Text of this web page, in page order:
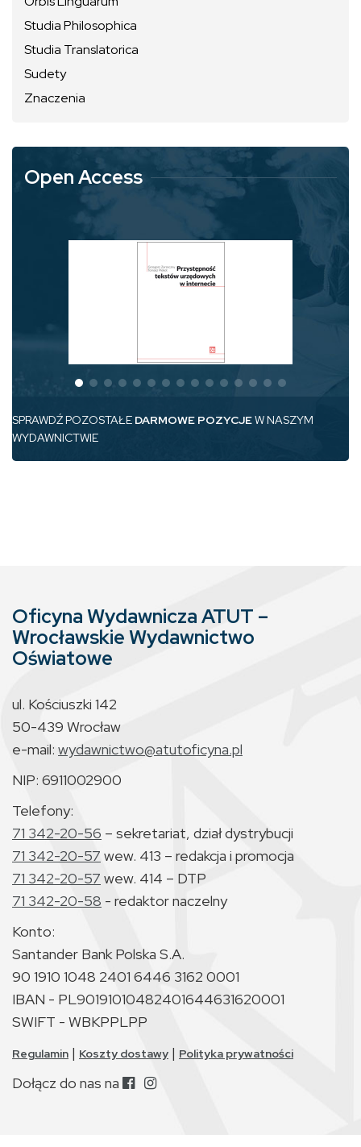
Studia Philosophica
Studia Translatorica
Sudety
Znaczenia
Open Access
SPRAWDŹ POZOSTAŁE DARMOWE POZYCJEW NASZYM
WYDAWNICTWIE
Oficyna Wydawnicza ATUT –
Wrocławskie Wydawnictwo
Oświatowe
ul. Kościuszki 142
50-439 Wrocław
e-mail: wydawnictwo@atutoficyna.pl
NIP: 6911002900
Telefony:
71 342-20-56 – sekretariat, dział dystrybucji
71 342-20-57 wew. 413 – redakcja i promocja
71 342-20-57 wew. 414 – DTP
71 342-20-58 - redaktor naczelny
Konto:
Santander Bank Polska S.A.
90 1910 1048 2401 6446 3162 0001
IBAN - PL90191010482401644631620001
SWIFT - WBKPPLPP
Regulamin | Koszty dostawy | Polityka prywatności
Dołącz do nas na